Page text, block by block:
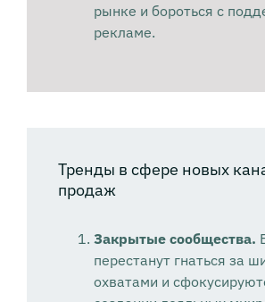
рынке и бороться с
рекламе.
Тренды в сфере новых
продаж
Закрытые сообщества.
перестанут гнаться за
охватами и